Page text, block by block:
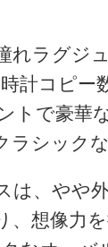
れラグジ
計コピー
トで豪華
ラシックな
は、やや
、想像力